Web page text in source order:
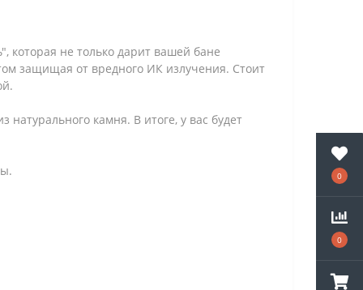
0
0
которая не только дарит вашей бане
защищая от вредного ИК излучения. Стоит
камня. В итоге, у вас будет